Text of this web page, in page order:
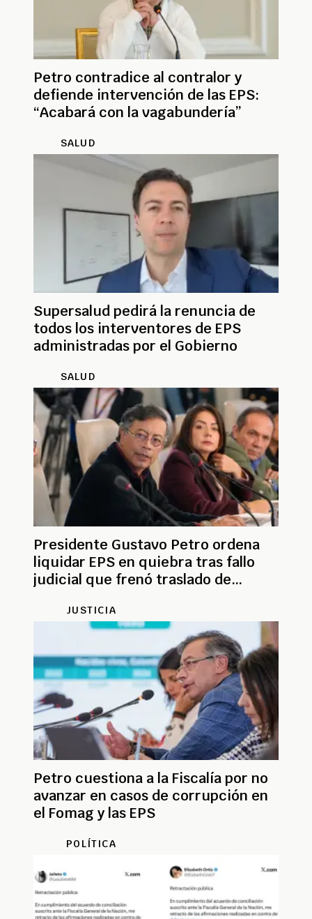
Petro contradice al contralor y
defiende intervención de las EPS:
“Acabará con la vagabundería”
SALUD
Supersalud pedirá la renuncia de
todos los interventores de EPS
administradas por el Gobierno
SALUD
Presidente Gustavo Petro ordena
liquidar EPS en quiebra tras fallo
judicial que frenó traslado de
JUSTICIA
Petro cuestiona a la Fiscalía por no
avanzar en casos de corrupción en
el Fomag y las EPS
POLÍTICA